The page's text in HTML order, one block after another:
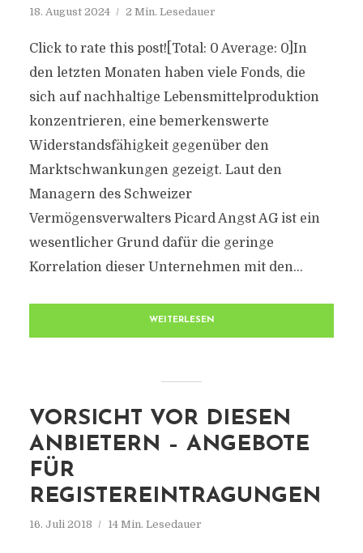
18. August 2024 2 Min. Lesedauer
Click to rate this post![Total: 0 Average: 0]In
den letzten Monaten haben viele Fonds, die
sich auf nachhaltige Lebensmittelproduktion
konzentrieren, eine bemerkenswerte
Widerstandsfähigkeit gegenüber den
Marktschwankungen gezeigt. Laut den
Managern des Schweizer
Vermögensverwalters Picard Angst AG ist ein
wesentlicher Grund dafür die geringe
Korrelation dieser Unternehmen mit den...
WEITERLESEN
VORSICHT VOR DIESEN
ANBIETERN – ANGEBOTE
FÜR
REGISTEREINTRAGUNGEN
16. Juli 2018 14 Min. Lesedauer